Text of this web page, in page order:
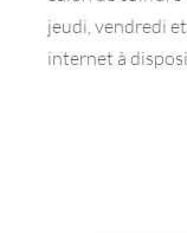
jeudi, vendredi
internet à